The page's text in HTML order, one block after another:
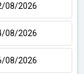
08/2026
08/2026
08/2026